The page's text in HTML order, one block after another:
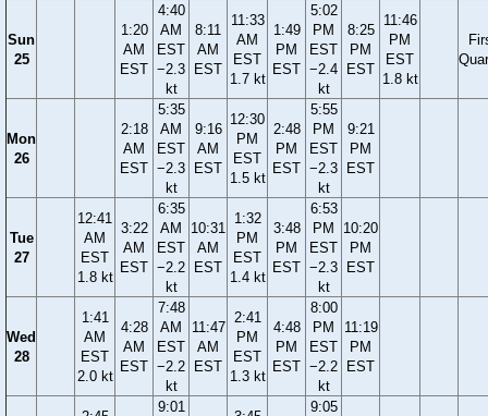
Sun
25
1:20
AM
EST
4:40
AM
EST
−2.3
kt
8:11
AM
EST
11:33
AM
EST
1.7 kt
1:49
PM
EST
5:02
PM
EST
−2.4
kt
8:25
PM
EST
11:46
PM
EST
1.8 kt
Mon
26
2:18
AM
EST
5:35
AM
EST
−2.3
kt
9:16
AM
EST
12:30
PM
EST
1.5 kt
2:48
PM
EST
5:55
PM
EST
−2.3
kt
9:21
PM
EST
Tue
27
12:41
AM
EST
1.8 kt
3:22
AM
EST
6:35
AM
EST
−2.2
kt
10:31
AM
EST
1:32
PM
EST
1.4 kt
3:48
PM
EST
6:53
PM
EST
−2.3
kt
10:20
PM
EST
Wed
28
1:41
AM
EST
2.0 kt
4:28
AM
EST
7:48
AM
EST
−2.2
kt
11:47
AM
EST
2:41
PM
EST
1.3 kt
4:48
PM
EST
8:00
PM
EST
−2.2
kt
11:19
PM
EST
9:01
9:05